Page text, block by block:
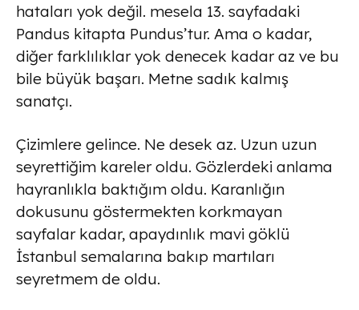
hataları yok değil. mesela 13. sayfadaki
Pandus kitapta Pundus’tur. Ama o kadar,
diğer farklılıklar yok denecek kadar az ve bu
bile büyük başarı. Metne sadık kalmış
sanatçı.
Çizimlere gelince. Ne desek az. Uzun uzun
seyrettiğim kareler oldu. Gözlerdeki anlama
hayranlıkla baktığım oldu. Karanlığın
dokusunu göstermekten korkmayan
sayfalar kadar, apaydınlık mavi göklü
İstanbul semalarına bakıp martıları
seyretmem de oldu.